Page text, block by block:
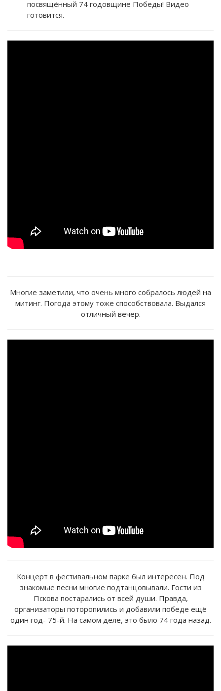
посвящённый 74 годовщине Победы! Видео
готовится.
Многие заметили, что очень много собралось людей на
митинг. Погода этому тоже способствовала. Выдался
отличный вечер.
Концерт в фестивальном парке был интересен. Под
знакомые песни многие подтанцовывали. Гости из
Пскова постарались от всей души. Правда,
организаторы поторопились и добавили победе ещё
один год- 75-й. На самом деле, это было 74 года назад.